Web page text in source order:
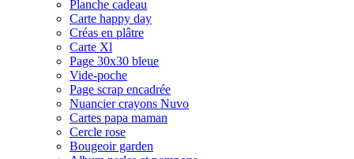
Planche cadeau
Carte happy day
Créas en plâtre
Carte Xl
Page 30x30 bleue
Vide-poche
Page scrap encadrée
Nuancier crayons Nuvo
Cartes papa maman
Cercle rose
Bougeoir garden